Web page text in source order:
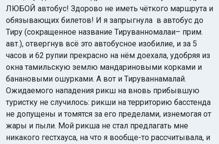
ЛЮБОЙ автобус! Здорово не иметь чёткого маршрута и
обязывающих билетов! И я запрыгнула в автобус до
Тиру (сокращенное название Тируванномалаи– прим.
авт.), отвергнув всё это автобусное изобилие, и за 5
часов и 62 рупии прекрасно на нём доехала, удобряя из
окна тамильскую землю мандариновыми корками и
банановыми ошурками. А вот и Тируваннамалай.
Ожидаемого нападения рикш на вновь прибывшую
туристку не случилось: рикши на территорию басстенда
не допущены и томятся за его пределами, изнемогая от
жары и пыли. Мой рикша не стал предлагать мне
никакого гестхауса, на что я вообще-то рассчитывала, и